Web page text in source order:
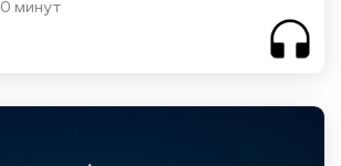
минут